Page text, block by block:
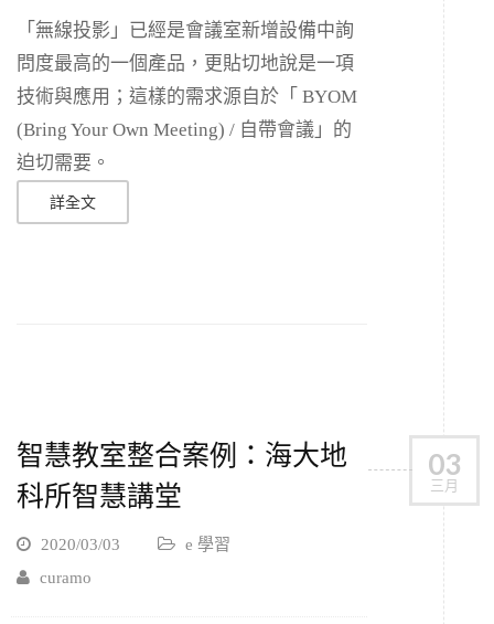
「無線投影」已經是會議室新增設備中詢
問度最高的一個產品，更貼切地說是一項
技術與應用；這樣的需求源自於「 BYOM
(Bring Your Own Meeting) / 自帶會議」的
迫切需要。
詳全文
03
三月
智慧教室整合案例：海大地
科所智慧講堂
2020/03/03
e 學習
curamo